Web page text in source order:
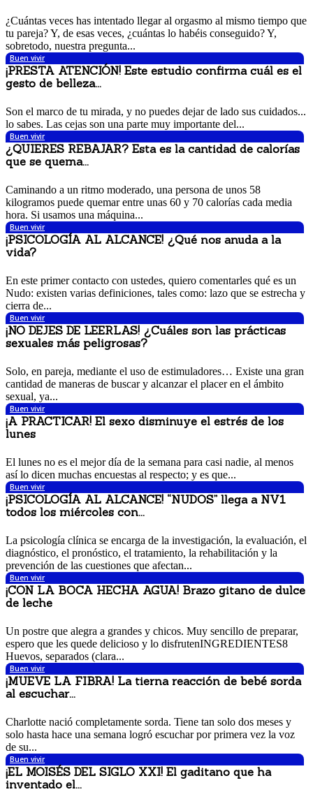
¿Cuántas veces has intentado llegar al orgasmo al mismo tiempo que
tu pareja? Y, de esas veces, ¿cuántas lo habéis conseguido? Y,
sobretodo, nuestra pregunta...
Buen vivir
¡PRESTA ATENCIÓN! Este estudio confirma cuál es el
gesto de belleza...
Son el marco de tu mirada, y no puedes dejar de lado sus cuidados...
lo sabes. Las cejas son una parte muy importante del...
Buen vivir
¿QUIERES REBAJAR? Esta es la cantidad de calorías
que se quema...
Caminando a un ritmo moderado, una persona de unos 58
kilogramos puede quemar entre unas 60 y 70 calorías cada media
hora. Si usamos una máquina...
Buen vivir
¡PSICOLOGÍA AL ALCANCE! ¿Qué nos anuda a la
vida?
En este primer contacto con ustedes, quiero comentarles qué es un
Nudo: existen varias definiciones, tales como: lazo que se estrecha y
cierra de...
Buen vivir
¡NO DEJES DE LEERLAS! ¿Cuáles son las prácticas
sexuales más peligrosas?
Solo, en pareja, mediante el uso de estimuladores… Existe una gran
cantidad de maneras de buscar y alcanzar el placer en el ámbito
sexual, ya...
Buen vivir
¡A PRACTICAR! El sexo disminuye el estrés de los
lunes
El lunes no es el mejor día de la semana para casi nadie, al menos
así lo dicen muchas encuestas al respecto; y es que...
Buen vivir
¡PSICOLOGÍA AL ALCANCE! “NUDOS” llega a NV1
todos los miércoles con...
La psicología clínica se encarga de la investigación, la evaluación, el
diagnóstico, el pronóstico, el tratamiento, la rehabilitación y la
prevención de las cuestiones que afectan...
Buen vivir
¡CON LA BOCA HECHA AGUA! Brazo gitano de dulce
de leche
Un postre que alegra a grandes y chicos. Muy sencillo de preparar,
espero que les quede delicioso y lo disfrutenINGREDIENTES8
Huevos, separados (clara...
Buen vivir
¡MUEVE LA FIBRA! La tierna reacción de bebé sorda
al escuchar...
Charlotte nació completamente sorda. Tiene tan solo dos meses y
solo hasta hace una semana logró escuchar por primera vez la voz
de su...
Buen vivir
¡EL MOISÉS DEL SIGLO XXI! El gaditano que ha
inventado el...